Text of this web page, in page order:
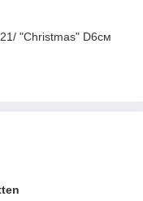
"Christmas" D6см